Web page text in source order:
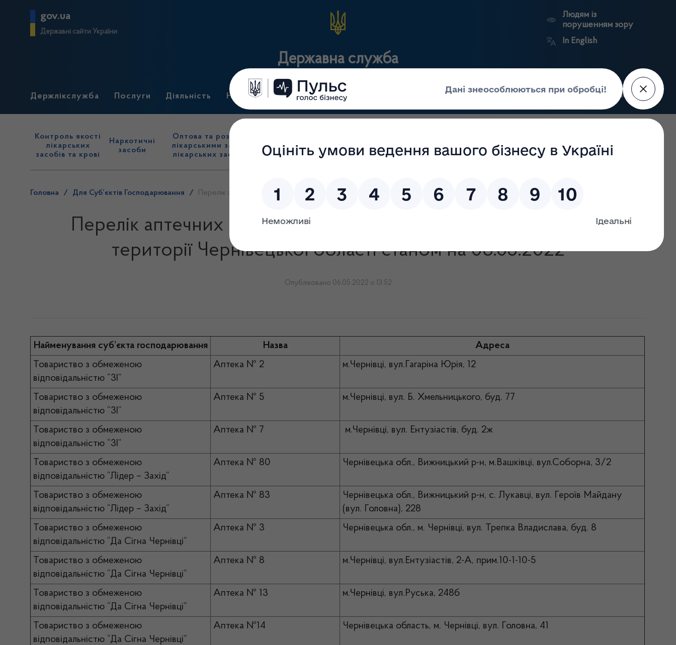
gov.ua
Державні сайти України
Державна служба
Людям із
порушенням зору
In English
Держлікслужба Послуги Діяльність Нормативні документи Для громадськості Прес-центр Пошук
Контроль якості
лікарських
засобів та крові
Наркотичні
засоби
Оптова та роздрібна торгівля
лікарськими засобами, імпорт
лікарських засобів (крім АФІ)
нагляд
(контроль)
засобів, крові та
сертифікація
нагляд
реєстри
портал
Держлікслужби
Головна / Для Суб’єктів Господарювання / Перелік аптечних закладів, що здійснюють відпуск інсуліну на території Чернівецької області станом на 06.05.2022
Перелік аптечних закладів, що здійснюють відпуск інсуліну на
території Чернівецької області станом на 06.05.2022
Опубліковано 06.05.2022 о 13:52
Найменування суб’єкта господарювання Назва
Адреса
Товариство з обмеженою
відповідальністю “3І”
Аптека № 2 м.Чернівці, вул.Гагаріна Юрія, 12
Товариство з обмеженою
відповідальністю “3І”
Аптека № 5 м.Чернівці, вул. Б. Хмельницького, буд. 77
Товариство з обмеженою
відповідальністю “3І”
Аптека № 7 м.Чернівці, вул. Ентузіастів, буд. 2ж
Товариство з обмеженою
відповідальністю “Лідер – Захід”
Аптека № 80 Чернівецька обл., Вижницький р-н, м.Вашківці, вул.Соборна, 3/2
Товариство з обмеженою
відповідальністю “Лідер – Захід”
Аптека № 83
Чернівецька обл., Вижницький р-н, с. Лукавці, вул. Героїв Майдану
(вул. Головна), 228
Товариство з обмеженою
відповідальністю “Да Сігна Чернівці”
Аптека № 3 Чернівецька обл., м. Чернівці, вул. Трепка Владислава, буд. 8
Товариство з обмеженою
відповідальністю “Да Сігна Чернівці”
Аптека № 8 м.Чернівці, вул.Ентузіастів, 2-А, прим.10-1-10-5
Товариство з обмеженою
відповідальністю “Да Сігна Чернівці”
Аптека № 13 м.Чернівці, вул.Руська, 248б
Товариство з обмеженою
відповідальністю “Да Сігна Чернівці”
Аптека №14 Чернівецька область, м. Чернівці, вул. Головна, 41